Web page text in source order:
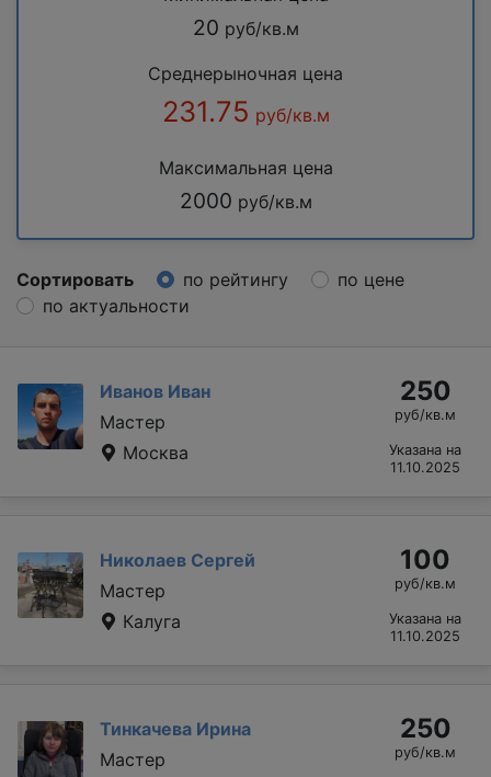
20 руб/кв.м
Среднерыночная цена
231.75 руб/кв.м
Максимальная цена
2000 руб/кв.м
Сортировать по рейтингу
по цене
по актуальности
Иванов Иван
Мастер
Москва
250
руб/кв.м
Указана на
11.10.2025
Николаев Сергей
Мастер
Калуга
100
руб/кв.м
Указана на
11.10.2025
Тинкачева Ирина
Мастер
250
руб/кв.м